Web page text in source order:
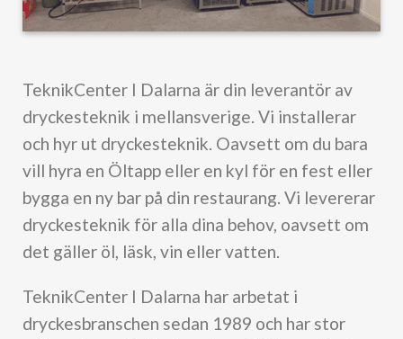
TeknikCenter I Dalarna är din leverantör av
dryckesteknik i mellansverige. Vi installerar
och hyr ut dryckesteknik. Oavsett om du bara
vill hyra en Öltapp eller en kyl för en fest eller
bygga en ny bar på din restaurang. Vi levererar
dryckesteknik för alla dina behov, oavsett om
det gäller öl, läsk, vin eller vatten.
TeknikCenter I Dalarna har arbetat i
dryckesbranschen sedan 1989 och har stor